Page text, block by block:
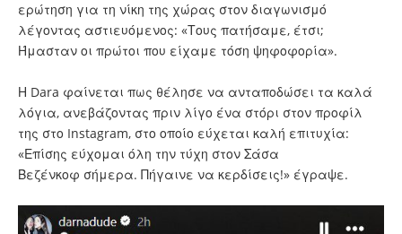
ερώτηση για τη νίκη της χώρας στον διαγωνισμό
λέγοντας αστιευόμενος: «Τους πατήσαμε, έτσι;
Ήμασταν οι πρώτοι που είχαμε τόση ψηφοφορία».
Η Dara φαίνεται πως θέλησε να ανταποδώσει τα καλά
λόγια, ανεβάζοντας πριν λίγο ένα στόρι στον προφίλ
της στο Instagram, στο οποίο εύχεται καλή επιτυχία:
«Επίσης εύχομαι όλη την τύχη στον Σάσα
Βεζένκοφ σήμερα. Πήγαινε να κερδίσεις!» έγραψε.